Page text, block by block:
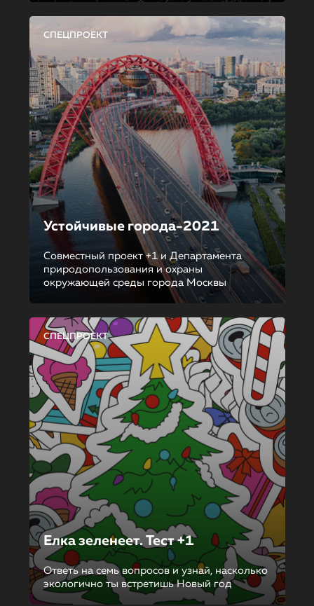
СПЕЦПРОЕКТ
Устойчивые города-2021
Совместный проект +1 и Департамента
природопользования и охраны
окружающей среды города Москвы
СПЕЦПРОЕКТ
Елка зеленеет. Тест +1
Ответь на семь вопросов и узнай, насколько
экологично ты встретишь Новый год